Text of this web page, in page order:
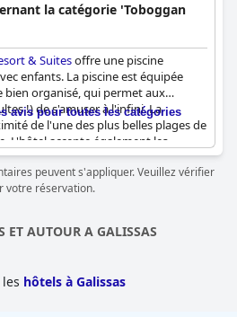
la catégorie 'Toboggan
& Suitesoffre une piscine
enfants. La piscine est équipée
organisé, qui permet aux
!) de s'amuser à l'infini. La
de l'une des plus belles plages de
L'hôtel accepte également les
d'excellents équipements,
De nombreux clients ont choisi de
Resort & Suites
d'un séjour dans cet hôtel.
avis pour toutes les catégories
peuvent s'appliquer. Veuillez vérifier
votre réservation.
ET AUTOUR A GALISSAS
hôtels à Galissas